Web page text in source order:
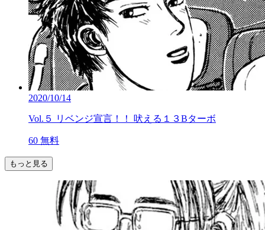
2020/10/14
Vol.５ リベンジ宣言！！ 吠える１３Bターボ
60 無料
もっと見る